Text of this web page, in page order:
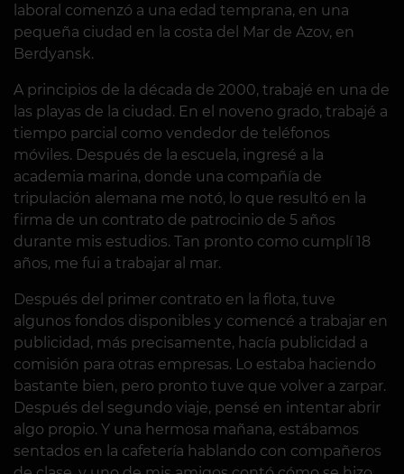
laboral comenzó a una edad temprana, en una
pequeña ciudad en la costa del Mar de Azov, en
Berdyansk.
A principios de la década de 2000, trabajé en una de
las playas de la ciudad. En el noveno grado, trabajé a
tiempo parcial como vendedor de teléfonos
móviles. Después de la escuela, ingresé a la
academia marina, donde una compañía de
tripulación alemana me notó, lo que resultó en la
firma de un contrato de patrocinio de 5 años
durante mis estudios. Tan pronto como cumplí 18
años, me fui a trabajar al mar.
Después del primer contrato en la flota, tuve
algunos fondos disponibles y comencé a trabajar en
publicidad, más precisamente, hacía publicidad a
comisión para otras empresas. Lo estaba haciendo
bastante bien, pero pronto tuve que volver a zarpar.
Después del segundo viaje, pensé en intentar abrir
algo propio. Y una hermosa mañana, estábamos
sentados en la cafetería hablando con compañeros